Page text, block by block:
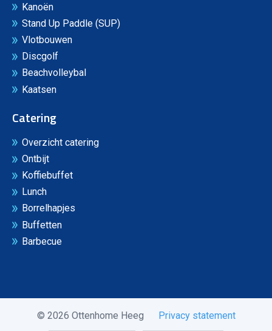
Kanoën
Stand Up Paddle (SUP)
Vlotbouwen
Discgolf
Beachvolleybal
Kaatsen
Catering
Overzicht catering
Ontbijt
Koffiebuffet
Lunch
Borrelhapjes
Buffetten
Barbecue
© 2026 Ottenhome Heeg Privacy statement